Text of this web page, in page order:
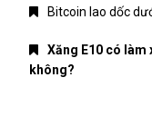
Bitcoin lao dốc
Xăng E10 có
không?